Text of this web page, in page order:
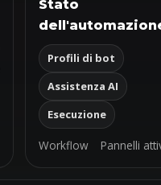
Stato
Profili di bot
Assistenza AI
Esecuzione
Workflow Pannelli